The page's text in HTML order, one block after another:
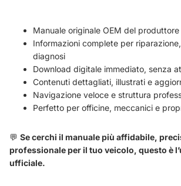
Manuale originale OEM del produttore
Informazioni complete per
diagnosi
Download digitale immediato, senza
Contenuti dettagliati, illustrati e
Navigazione veloce e struttura
Perfetto per officine, meccanici e
💬 Se cerchi il manuale più affidabile,
professionale per il tuo veicolo, questo è
ufficiale.